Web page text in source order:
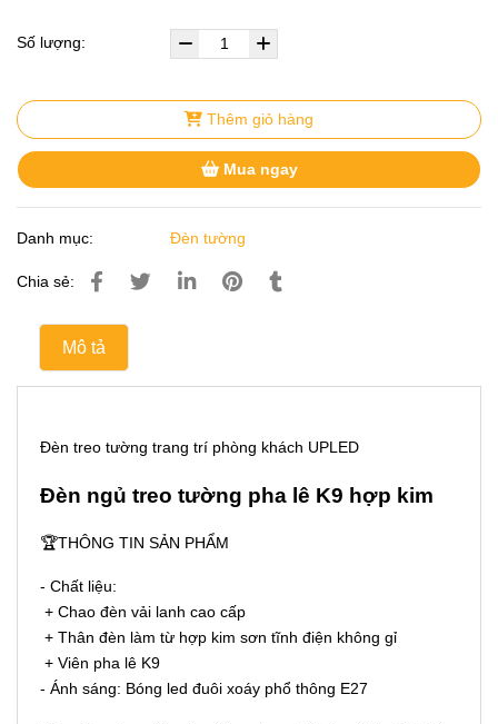
Số lượng:
Thêm giỏ hàng
Mua ngay
Danh mục: Đèn tường
Chia sẻ:
Mô tả
Đèn treo tường trang trí phòng khách UPLED
Đèn ngủ treo tường pha lê K9 hợp kim
🏆THÔNG TIN SẢN PHẨM
- Chất liệu:
+ Chao đèn vải lanh cao cấp
+ Thân đèn làm từ hợp kim sơn tĩnh điện không gỉ
+ Viên pha lê K9
- Ánh sáng: Bóng led đuôi xoáy phổ thông E27